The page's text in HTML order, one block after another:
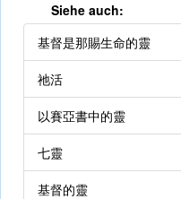
Siehe auch:
基督是那賜生命的靈
祂活
以賽亞書中的靈
七靈
基督的靈